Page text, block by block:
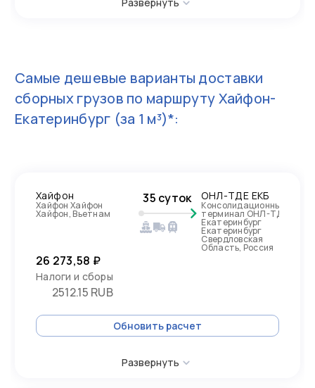
Самые дешевые варианты доставки
сборных грузов по маршрутуХайфон-
Екатеринбург (за 1 м³)*:
Хайфон
Хайфон Хайфон
Хайфон, Вьетнам
35 суток ОНЛ-ТДЕ ЕКБ
Консолидационный
терминал ОНЛ-ТДЕ
Екатеринбург
Екатеринбург
Свердловская
Область, Россия
26 273,58 ₽
Налоги и сборы
2512.15 RUB
Обновить расчет
Развернуть